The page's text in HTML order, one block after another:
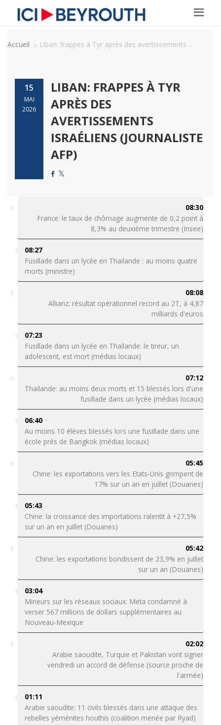
Accueil Liban: frappes à Tyr après des avertissements ...
15
MAI
2026
LIBAN: FRAPPES À TYR
APRÈS DES
AVERTISSEMENTS
ISRAÉLIENS (JOURNALISTE
AFP)
08:30
France: le taux de chômage augmente de 0,2 point à
8,3% au deuxième trimestre (Insee)
08:27
Fusillade dans un lycée en Thaïlande : au moins quatre
morts (ministre)
08:08
Allianz: résultat opérationnel record au 2T, à 4,87
milliards d'euros
07:23
Fusillade dans un lycée en Thaïlande: le tireur, un
adolescent, est mort (médias locaux)
07:12
Thaïlande: au moins deux morts et 15 blessés lors d'une
fusillade dans un lycée (médias locaux)
06:40
Au moins 10 élèves blessés lors une fusillade dans une
école près de Bangkok (médias locaux)
05:45
Chine: les exportations vers les Etats-Unis grimpent de
17% sur un an en juillet (Douanes)
05:43
Chine: la croissance des importations ralentit à +27,5%
sur un an en juillet (Douanes)
05:42
Chine: les exportations bondissent de 23,9% en juillet
sur un an (Douanes)
03:04
Mineurs sur les réseaux sociaux: Meta condamné à
verser 567 millions de dollars supplémentaires au
Nouveau-Mexique
02:02
Arabie saoudite, Turquie et Pakistan vont signer
vendredi un accord de défense (source proche de
l'armée)
01:11
Arabie saoudite: 11 civils blessés dans une attaque des
rebelles yéménites houthis (coalition menée par Ryad)